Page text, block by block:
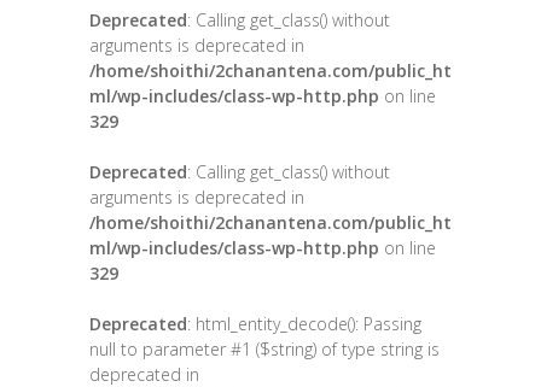
Deprecated: Calling get_class() without
arguments is deprecated in
/home/shoithi/2chanantena.com/public_ht
ml/wp-includes/class-wp-http.php on line
329
Deprecated: Calling get_class() without
arguments is deprecated in
/home/shoithi/2chanantena.com/public_ht
ml/wp-includes/class-wp-http.php on line
329
Deprecated: html_entity_decode(): Passing
null to parameter #1 ($string) of type string is
deprecated in